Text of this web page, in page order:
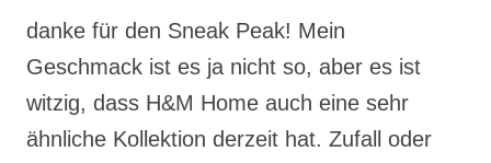
danke für den Sneak Peak! Mein
Geschmack ist es ja nicht so, aber es ist
witzig, dass H&M Home auch eine sehr
ähnliche Kollektion derzeit hat. Zufall oder